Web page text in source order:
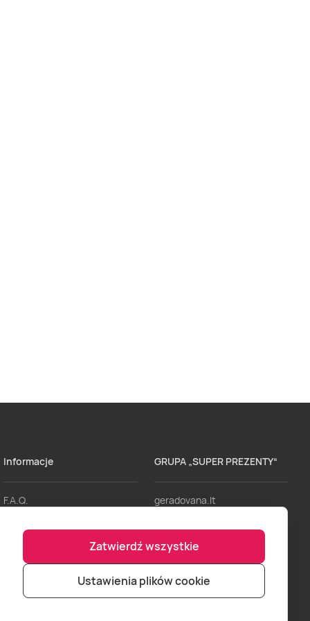
Zatwierdź wszystkie
Ustawienia plików cookie
Informacje
F.A.Q.
Formy Płatności
Punkty sprzedaży
GRUPA „SUPER PREZENTY“
geradovana.lt
bookitnow.lt